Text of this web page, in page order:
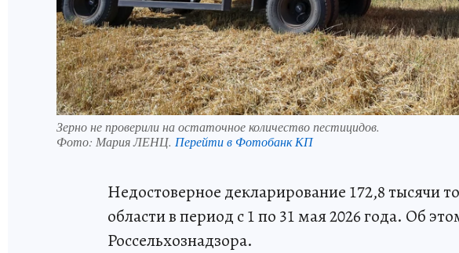
Зерно не проверили на остаточное количество пестицидов.
Фото: Мария ЛЕНЦ. Перейти в Фотобанк КП
Недостоверное декларирование 172,8 тысячи
области в период с 1 по 31 мая 2026 года. Об
Россельхознадзора.